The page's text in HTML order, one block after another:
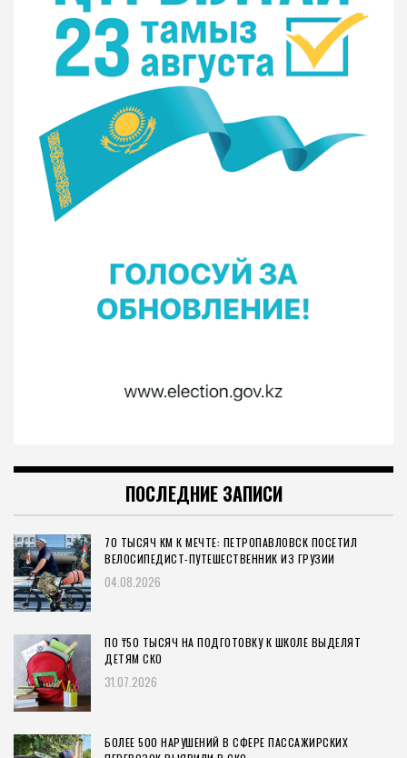
ПОСЛЕДНИЕ ЗАПИСИ
70 ТЫСЯЧ КМ К МЕЧТЕ: ПЕТРОПАВЛОВСК ПОСЕТИЛ
ВЕЛОСИПЕДИСТ-ПУТЕШЕСТВЕННИК ИЗ ГРУЗИИ
04.08.2026
ПО ₸50 ТЫСЯЧ НА ПОДГОТОВКУ К ШКОЛЕ ВЫДЕЛЯТ
ДЕТЯМ СКО
31.07.2026
БОЛЕЕ 500 НАРУШЕНИЙ В СФЕРЕ ПАССАЖИРСКИХ